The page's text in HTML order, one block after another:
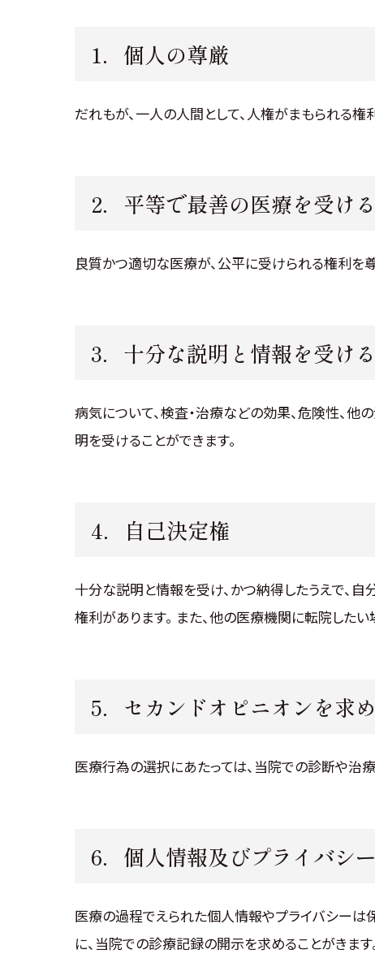
1．個人の尊厳
だれもが、一人の人間として、人権がまもられる権
2．平等で最善の医療を受け
良質かつ適切な医療が、公平に受けられる権利を尊
3．十分な説明と情報を受け
病気について、検査・治療などの効果、危険性、他
明を受けることができます。
4．自己決定権
十分な説明と情報を受け、かつ納得したうえで、
権利があります。 また、他の医療機関に転院した
5．セカンドオピニオンを求
医療行為の選択にあたっては、当院での診断や治
6．個人情報及びプライバシ
医療の過程でえられた個人情報やプライバシーは
に、当院での診療記録の開示を求めることがきます